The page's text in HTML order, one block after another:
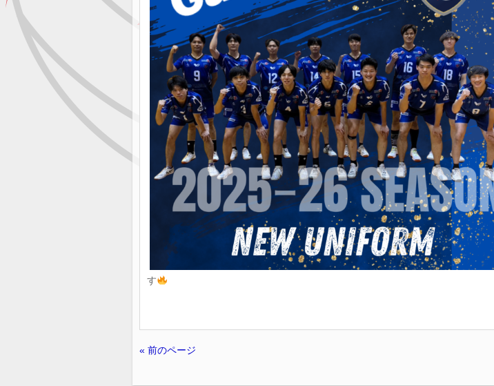
す
« 前のページ